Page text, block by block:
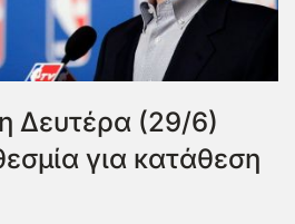
Δευτέρα (29/6)
για κατάθεση